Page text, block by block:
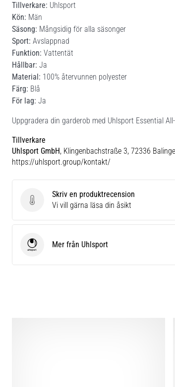
Tillverkare: Uhlsport
Kön: Män
Säsong: Mångsidig för alla säsonger
Sport: Avslappnad
Funktion: Vattentät
Hållbar: Ja
Material: 100% återvunnen polyester
Färg: Blå
För lag: Ja
Uppgradera din garderob med Uhlsport Essential
Tillverkare
Uhlsport GmbH, Klingenbachstraße 3, 72336
https://uhlsport.group/kontakt/
Skriv en produktrecension
Skriv en produktrecension
Vi vill gärna läsa din åsikt
UhlsportMer från Uhlsport